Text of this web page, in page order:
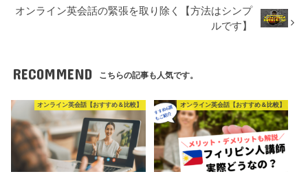
オンライン英会話の緊張を取り除く【方法はシンプ
ルです】
RECOMMEND こちらの記事も人気です。
オンライン英会話【おすすめ＆比較】 オンライン英会話【おすすめ＆比較】